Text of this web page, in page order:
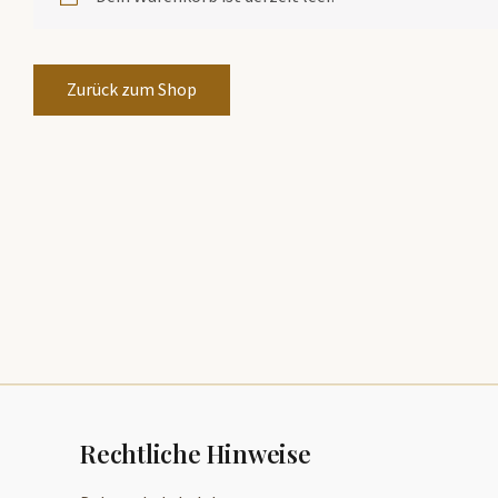
Zurück zum Shop
Rechtliche Hinweise